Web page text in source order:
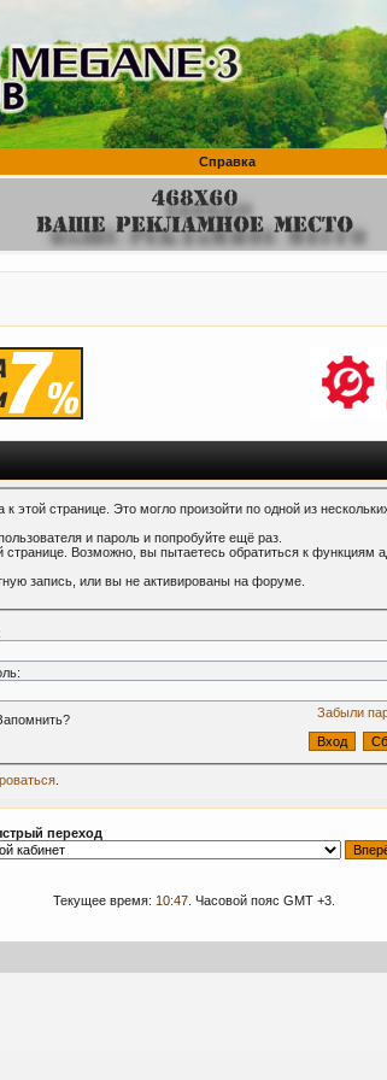
Справка
странице. Это могло произойти по одной из
и пароль и попробуйте ещё раз.
Возможно, вы пытаетесь обратиться к функциям
запись, или вы не активированы на форуме.
Забыли
.
переход
Текущее время: 10:47 . Часовой пояс GMT +3.